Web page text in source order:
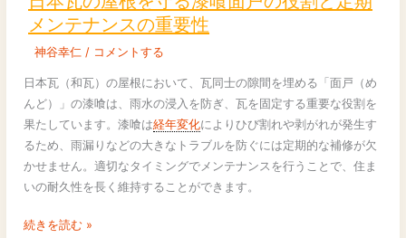
メンテナンスの重要性
神谷幸仁/ コメントする
日本瓦（和瓦）の屋根において、瓦同士の隙間を埋める「面戸（め
んど）」の漆喰は、雨水の浸入を防ぎ、瓦を固定する重要な役割を
果たしています。漆喰は経年変化によりひび割れや剥がれが発生す
るため、雨漏りなどの大きなトラブルを防ぐには定期的な補修が欠
かせません。適切なタイミングでメンテナンスを行うことで、住ま
いの耐久性を長く維持することができます。
の
屋
根
の
続きを読む »